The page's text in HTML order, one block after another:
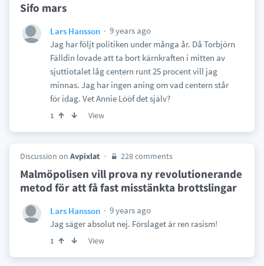
Sifo mars
Lars Hansson
9 years ago
Jag har följt politiken under många år. Då Torbjörn
Fälldin lovade att ta bort kärnkraften i mitten av
sjuttiotalet låg centern runt 25 procent vill jag
minnas. Jag har ingen aning om vad centern står
för idag. Vet Annie Lööf det själv?
1 View
Discussion on Avpixlat 228 comments
Malmöpolisen vill prova ny revolutionerande
metod för att få fast misstänkta brottslingar
Lars Hansson
9 years ago
Jag säger absolut nej. Förslaget är ren rasism!
1 View